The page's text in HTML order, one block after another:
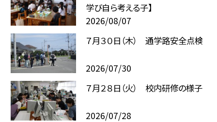
学び自ら考える子】
2026/08/07
７月３０日（木） 通学路安全点検
2026/07/30
７月２８日（火） 校内研修の様子
2026/07/28